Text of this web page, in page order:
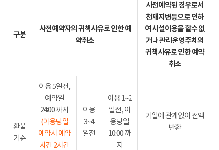
구분
사전예약자의 귀책사유로 인한 예
약취소
사전예약된 경우로서
천재지변등으로 인하
여 시설이용을 할수 없
거나 관리운영주체의
귀책사유로 인한 예약
취소
환불
기준
이용 5일전,
예약일
24:00 까지
(이용당일
예약시 예약
시간 2시간
이용
3~4
일전
이용 1~2
일전, 이
용당일
10:00 까
지
기일에 관계없이 전액
반환